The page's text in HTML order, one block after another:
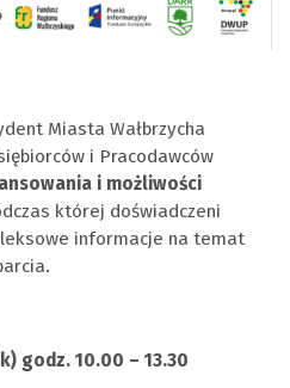
Miasta Wałbrzycha
i Pracodawców
i możliwości
której doświadczeni
informacje na temat
godz. 10.00 – 13.30